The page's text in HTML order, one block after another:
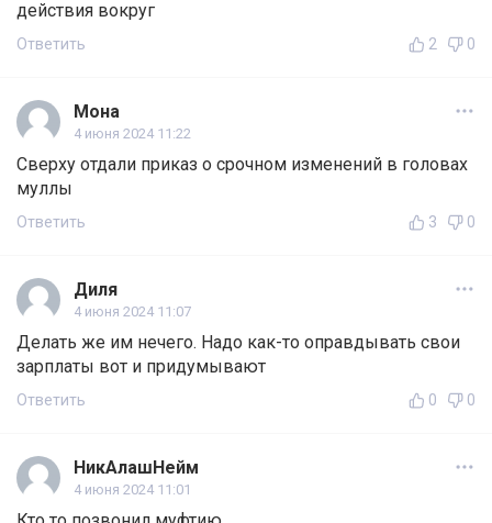
действия вокруг
Ответить 2 0
Мона
4 июня 2024 11:22
Сверху отдали приказ о срочном изменений в головах
муллы
Ответить 3 0
Диля
4 июня 2024 11:07
Делать же им нечего. Надо как-то оправдывать свои
зарплаты вот и придумывают
Ответить 0 0
НикАлашНейм
4 июня 2024 11:01